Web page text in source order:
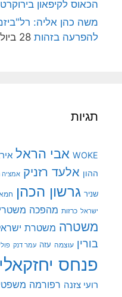
הכאוס לקיפאון
משה כהן אליה:
להפרעה בזהות 28 ביולי 2026
תגיות
WOKE אבי הראל
ההון אלעד רזניק אמציה
שניר גרשון הכהן
ישראל כרזות מהפכה
משטרה משטרת
בורין עוצמה עזה עמר דנק
פנחס יחזקאלי
רועי צזנה רפורמה